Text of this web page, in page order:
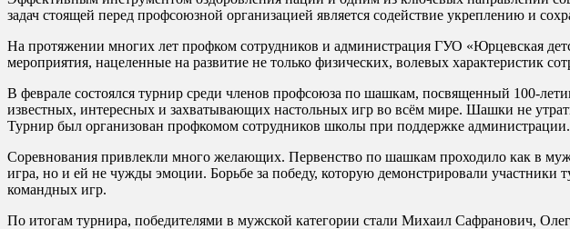
задач стоящей перед профсоюзной организацией является содействие укреплению и
На протяжении многих лет профком сотрудников и администрация ГУО «Юрцевская
мероприятия, нацеленные на развитие не только физических, волевых характеристик
В феврале состоялся турнир среди членов профсоюза по шашкам, посвященный 100-
известных, интересных и захватывающих настольных игр во всём мире. Шашки не
Турнир был организован профкомом сотрудников школы при поддержке администрации.
Соревнования привлекли много желающих. Первенство по шашкам проходило как в
игра, но и ей не чужды эмоции. Борьбе за победу, которую демонстрировали
командных игр.
По итогам турнира, победителями в мужской категории стали Михаил Сафранович,